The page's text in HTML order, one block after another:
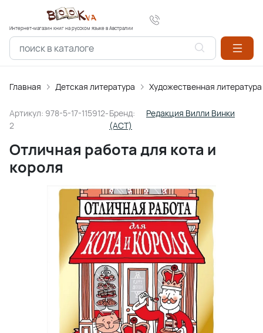
Интернет-магазин книг на русском языке в Австралии
Главная Детская литература Художественная литература
Артикул: 978-5-17-115912-
2
Бренд:
Редакция Вилли Винки
(АСТ)
Отличная работа для кота и
короля